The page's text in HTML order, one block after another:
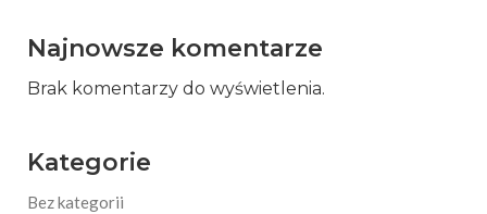
Najnowsze komentarze
Brak komentarzy do wyświetlenia.
Kategorie
Bez kategorii